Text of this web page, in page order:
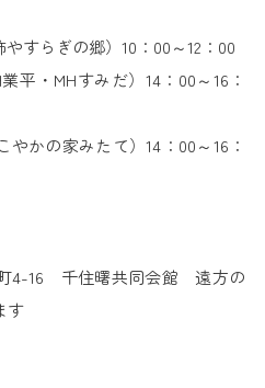
すらぎの郷）10：00～12：00
平・MHすみだ）14：00～16：
かの家みたて）14：00～16：
4-16 千住曙共同会館 遠方の
す